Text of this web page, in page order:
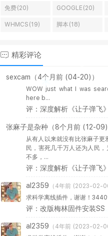
免费(20) GOOGLE(20)
WHMCS(19) 脚本(18)
精彩评论
sexcam （4个月前 (04-20)）
WOW just what I was
here b...
评：深度解析《让子弹飞》
张麻子是杂种 （8个月前 (12-09)
从有人以来就没有比张麻子更
民，害死几千万人还为人民
不多，...
评：深度解析《让子弹飞》
al2359 （4年前 (2023-02-
求科学离线插件，谢谢！
al2359 （4年前 (2023-02-